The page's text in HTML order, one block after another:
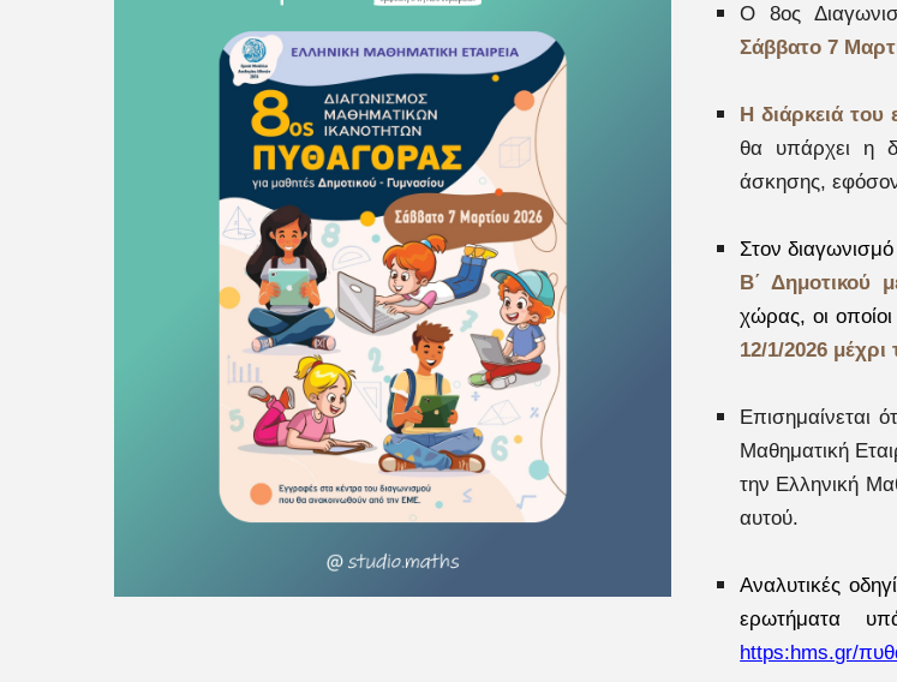
Ο 8ος
Σάββατο 7
Η διάρκειά του
θα υπάρχει η
άσκησης,
Στον
Β΄ Δημοτικού
χώρας, οι
12/1/2026 μέχρι
Επισημαίνεται
Μαθηματική
την Ελληνική
αυτού.
Αναλυτικές
ερωτήματα
https:hms.gr/